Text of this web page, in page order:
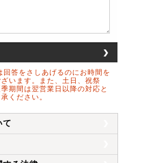
答をさしあげるのにお時間を
います。また、土日、祝祭
期間は翌営業日以降の対応と
ください。
て